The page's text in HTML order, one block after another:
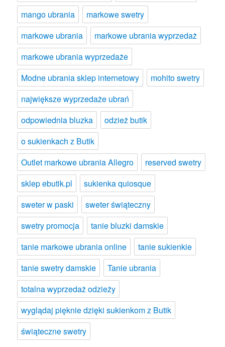
mango ubrania
markowe swetry
markowe ubrania
markowe ubrania wyprzedaż
markowe ubrania wyprzedaże
Modne ubrania sklep internetowy
mohito swetry
największe wyprzedaże ubrań
odpowiednia bluzka
odzież butik
o sukienkach z Butik
Outlet markowe ubrania Allegro
reserved swetry
sklep ebutik.pl
sukienka quiosque
sweter w paski
sweter świąteczny
swetry promocja
tanie bluzki damskie
tanie markowe ubrania online
tanie sukienkie
tanie swetry damskie
Tanie ubrania
totalna wyprzedaż odzieży
wyglądaj pięknie dzięki sukienkom z Butik
świąteczne swetry